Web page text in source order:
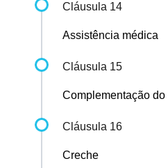
Cláusula 14
Assistência médica
Cláusula 15
Complementação
Cláusula 16
Creche